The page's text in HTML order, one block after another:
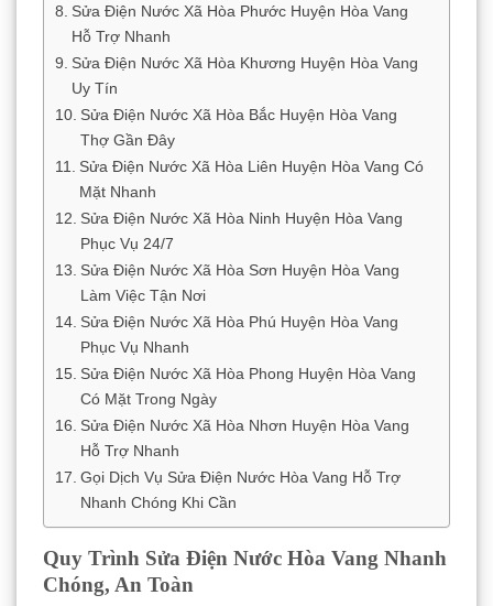
Sửa Điện Nước Xã Hòa Phước Huyện Hòa Vang
Hỗ Trợ Nhanh
Sửa Điện Nước Xã Hòa Khương Huyện Hòa Vang
Uy Tín
Sửa Điện Nước Xã Hòa Bắc Huyện Hòa Vang
Thợ Gần Đây
Sửa Điện Nước Xã Hòa Liên Huyện Hòa Vang Có
Mặt Nhanh
Sửa Điện Nước Xã Hòa Ninh Huyện Hòa Vang
Phục Vụ 24/7
Sửa Điện Nước Xã Hòa Sơn Huyện Hòa Vang
Làm Việc Tận Nơi
Sửa Điện Nước Xã Hòa Phú Huyện Hòa Vang
Phục Vụ Nhanh
Sửa Điện Nước Xã Hòa Phong Huyện Hòa Vang
Có Mặt Trong Ngày
Sửa Điện Nước Xã Hòa Nhơn Huyện Hòa Vang
Hỗ Trợ Nhanh
Gọi Dịch Vụ Sửa Điện Nước Hòa Vang Hỗ Trợ
Nhanh Chóng Khi Cần
Quy Trình Sửa Điện Nước Hòa Vang Nhanh
Chóng, An Toàn